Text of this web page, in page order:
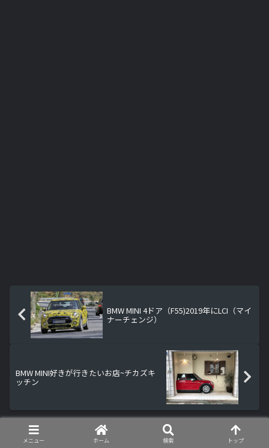
BMW MINI 4ドア（F55)2019年にLCI（マイ
ナーチェンジ）
BMW MINI好きが行きたいお店~チカズキ
ッチン
メニュー ホーム 検索 トップ